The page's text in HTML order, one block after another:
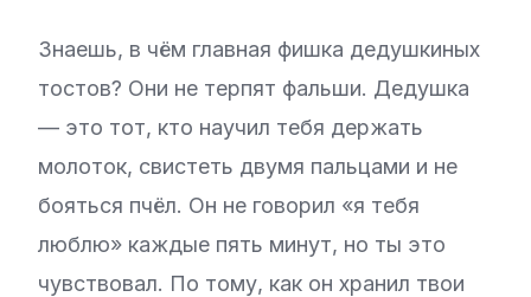
Знаешь, в чём главная фишка дедушкиных
тостов? Они не терпят фальши. Дедушка
— это тот, кто научил тебя держать
молоток, свистеть двумя пальцами и не
бояться пчёл. Он не говорил «я тебя
люблю» каждые пять минут, но ты это
чувствовал. По тому, как он хранил твои